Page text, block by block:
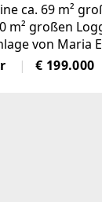
ca. 69 m²
m² großen
von Maria
€ 199.000